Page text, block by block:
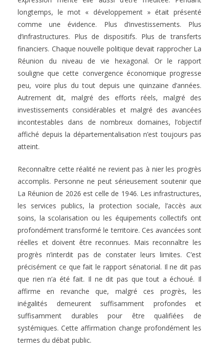
longtemps, le mot « développement » était présenté
comme une évidence. Plus d’investissements. Plus
d’infrastructures. Plus de dispositifs. Plus de transferts
financiers. Chaque nouvelle politique devait rapprocher La
Réunion du niveau de vie hexagonal. Or le rapport
souligne que cette convergence économique progresse
peu, voire plus du tout depuis une quinzaine d’années.
Autrement dit, malgré des efforts réels, malgré des
investissements considérables et malgré des avancées
incontestables dans de nombreux domaines, l’objectif
affiché depuis la départementalisation n’est toujours pas
atteint.
Reconnaître cette réalité ne revient pas à nier les progrès
accomplis. Personne ne peut sérieusement soutenir que
La Réunion de 2026 est celle de 1946. Les infrastructures,
les services publics, la protection sociale, l’accès aux
soins, la scolarisation ou les équipements collectifs ont
profondément transformé le territoire. Ces avancées sont
réelles et doivent être reconnues. Mais reconnaître les
progrès n’interdit pas de constater leurs limites. C’est
précisément ce que fait le rapport sénatorial. Il ne dit pas
que rien n’a été fait. Il ne dit pas que tout a échoué. Il
affirme en revanche que, malgré ces progrès, les
inégalités demeurent suffisamment profondes et
suffisamment durables pour être qualifiées de
systémiques. Cette affirmation change profondément les
termes du débat public.